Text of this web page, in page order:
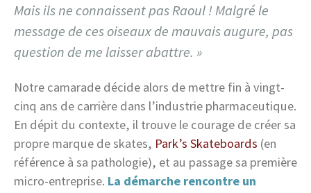
Mais ils ne connaissent pas Raoul ! Malgré le
message de ces oiseaux de mauvais augure, pas
question de me laisser abattre. »
Notre camarade décide alors de mettre fin à vingt-
cinq ans de carrière dans l’industrie pharmaceutique.
En dépit du contexte, il trouve le courage de créer sa
propre marque de skates, Park’s Skateboards (en
référence à sa pathologie), et au passage sa première
micro-entreprise. La démarche rencontre un